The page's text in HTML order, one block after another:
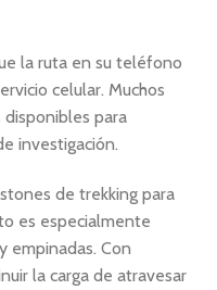
la ruta en su teléfono
celular. Muchos
para
investigación.
de trekking para
es especialmente
empinadas. Con
la carga de atravesar